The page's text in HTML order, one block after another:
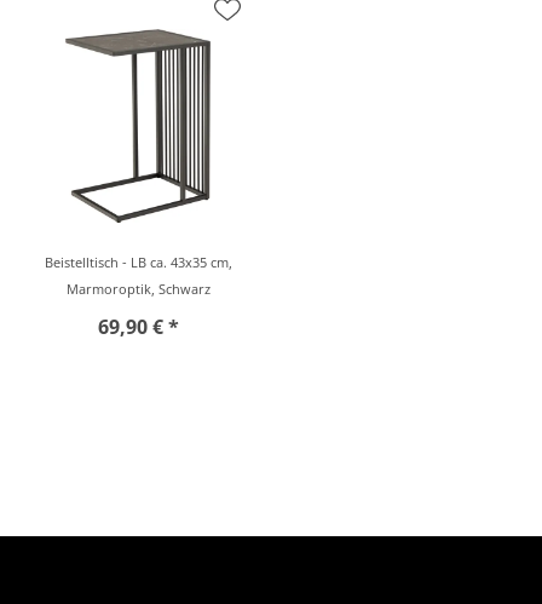
Beistelltisch - LB ca. 43x35 cm,
Marmoroptik, Schwarz
69,90 € *